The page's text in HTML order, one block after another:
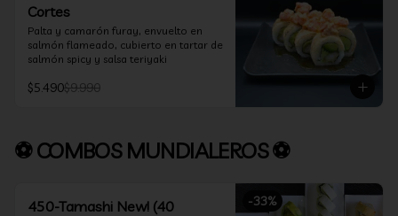
Cortes
Palta y camarón furay, envuelto en
salmón flameado, cubierto en tartar de
salmón spicy y salsa teriyaki
$5.490$9.990
⚽ COMBOS MUNDIALEROS ⚽
-33%
450-Tamashi New! (40